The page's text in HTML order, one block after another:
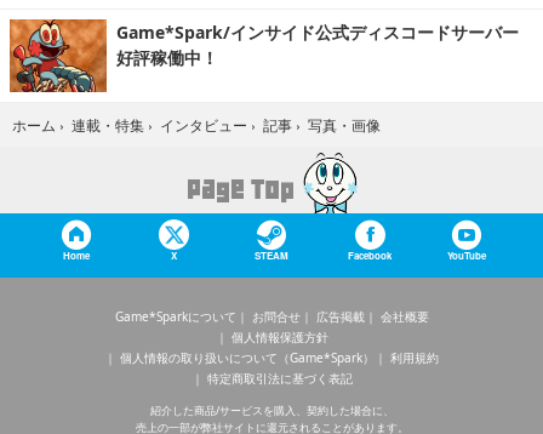
Game*Spark/インサイド公式ディスコードサーバー
好評稼働中！
ホーム › 連載・特集 › インタビュー › 記事 › 写真・画像
Home X STEAM Facebook YouTube
Game*Sparkについて お問合せ 広告掲載
会社概要
個人情報保護方針
個人情報の取り扱いについて（Game*Spark）
利用規約
特定商取引法に基づく表記
紹介した商品/サービスを購入、契約した場合に、
売上の一部が弊社サイトに還元されることがあります。